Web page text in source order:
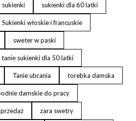
sukienki sukienki dla 60 latki
Sukienki włoskie i francuskie
sweter w paski
tanie sukienki dla 50 latki
Tanie ubrania torebka damska
damskie do pracy
zara swetry